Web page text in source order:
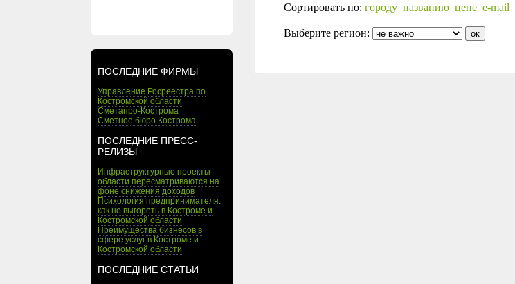
ПОСЛЕДНИЕ ФИРМЫ
Управление Росреестра по
Костромской области
Сметапро-Кострома
Сметное бюро Кострома
ПОСЛЕДНИЕ ПРЕСС-
РЕЛИЗЫ
Инфраструктурные проекты
области пересматриваются на
фоне снижения доходов
Психология предпринимателя:
как не выгореть в Костроме и
Костромской области
Преимущества бизнесов в
сфере услуг в Костроме и
Костромской области
ПОСЛЕДНИЕ СТАТЬИ
Сортировать по: городу названию цене e-mail
Выберите регион: